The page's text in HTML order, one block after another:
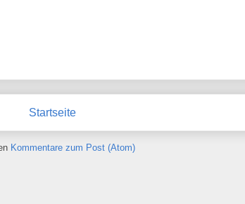
Startseite
Kommentare zum Post (Atom)